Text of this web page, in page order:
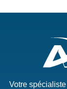
Votre